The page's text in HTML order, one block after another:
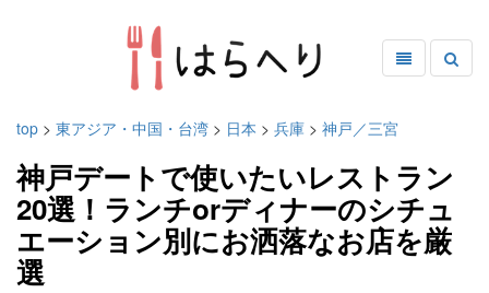
top > 東アジア・中国・台湾 > 日本 > 兵庫 > 神戸／三宮
神戸デートで使いたいレストラン
20選！ランチorディナーのシチュ
エーション別にお洒落なお店を厳
選